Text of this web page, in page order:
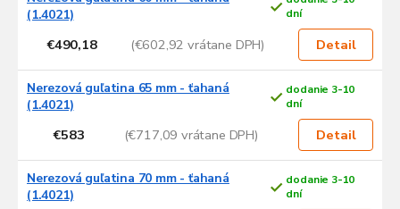
(1.4021)
dní
€490,18 (€602,92 vrátane DPH) Detail
Nerezová guľatina 65 mm - ťahaná
(1.4021)
dodanie 3-10
dní
€583 (€717,09 vrátane DPH) Detail
Nerezová guľatina 70 mm - ťahaná
(1.4021)
dodanie 3-10
dní